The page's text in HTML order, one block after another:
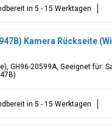
in 5 - 15 Werktagen
Kamera Rückseite
GH96-20599A, Geeignet für:
in 5 - 15 Werktagen